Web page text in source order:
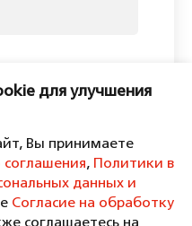
чтобы
соглашение
для улучшения
Вы принимаете
соглашения, Политики в
данных и
Согласие на обработку